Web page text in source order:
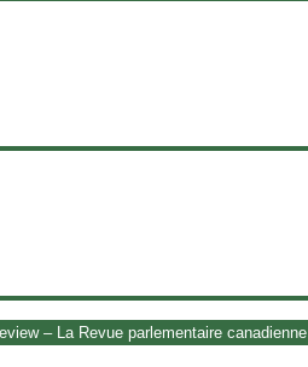
– La Revue parlementaire canadienne